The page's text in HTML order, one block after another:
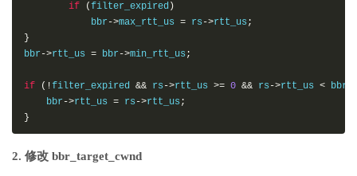
if
(filter_expired )
            bbr
->max_rtt_us = rs ->rtt_us ;
}
bbr->rtt_us = bbr->min_rtt_us ;
if (!filter_expired && rs ->rtt_us >= 0 && rs ->rtt_us < bbr
    bbr
->rtt_us = rs ->rtt_us ;
}
2. 修改 bbr_target_cwnd